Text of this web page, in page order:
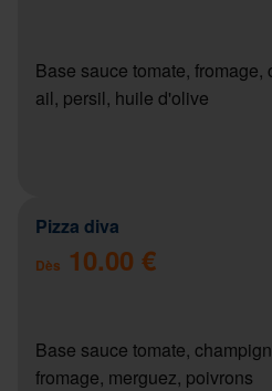
Base sauce tomate, fromage,
ail, persil, huile d'olive
Pizza diva
Dès 10.00 €
Base sauce tomate,
fromage, merguez, poivrons